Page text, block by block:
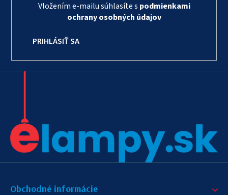
Vložením e-mailu súhlasíte s podmienkami
ochrany osobných údajov
PRIHLÁSIŤ SA
Obchodné informácie